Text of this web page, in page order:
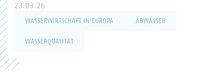
23.03.26
WASSERWIRTSCHAFT IN EUROPA ABWASSER
WASSERQUALITÄT